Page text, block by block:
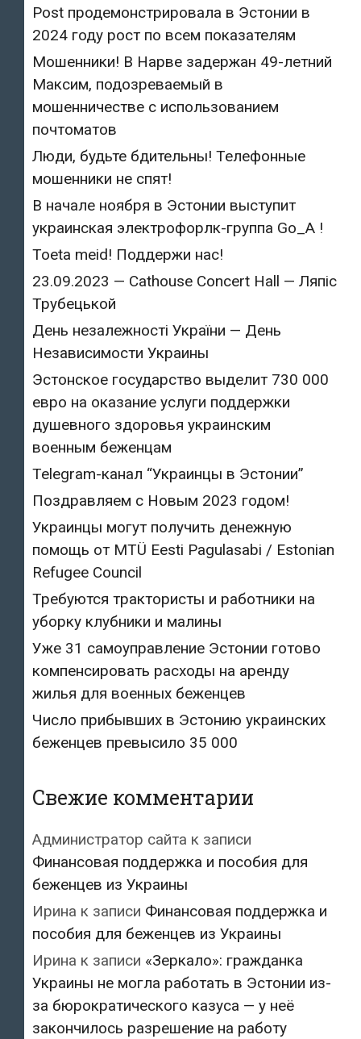
Post продемонстрировала в Эстонии в
2024 году рост по всем показателям
Мошенники! В Нарве задержан 49-летний
Максим, подозреваемый в
мошенничестве с использованием
почтоматов
Люди, будьте бдительны! Телефонные
мошенники не спят!
В начале ноября в Эстонии выступит
украинская электрофорлк-группа Go_A !
Toeta meid! Поддержи нас!
23.09.2023 — Cathouse Concert Hall — Ляпіс
Трубецькой
День незалежності України — День
Независимости Украины
Эстонское государство выделит 730 000
евро на оказание услуги поддержки
душевного здоровья украинским
военным беженцам
Telegram-канал “Украинцы в Эстонии”
Поздравляем с Новым 2023 годом!
Украинцы могут получить денежную
помощь от MTÜ Eesti Pagulasabi / Estonian
Refugee Council
Требуются трактористы и работники на
уборку клубники и малины
Уже 31 самоуправление Эстонии готово
компенсировать расходы на аренду
жилья для военных беженцев
Число прибывших в Эстонию украинских
беженцев превысило 35 000
Свежие комментарии
Администратор сайта к записи
Финансовая поддержка и пособия для
беженцев из Украины
Ирина к записи Финансовая поддержка и
пособия для беженцев из Украины
Ирина к записи «Зеркало»: гражданка
Украины не могла работать в Эстонии из-
за бюрократического казуса — у неё
закончилось разрешение на работу